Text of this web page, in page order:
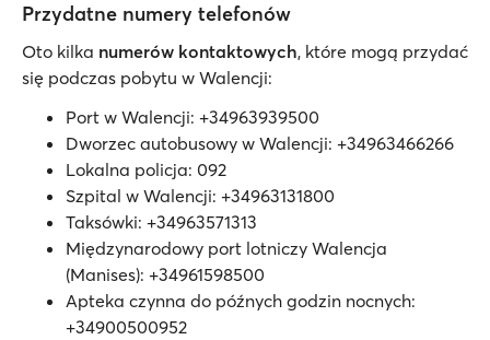
Przydatne numery telefonów
Oto kilka numerów kontaktowych, które mogą przydać
się podczas pobytu w Walencji:
Port w Walencji: +34963939500
Dworzec autobusowy w Walencji: +34963466266
Lokalna policja: 092
Szpital w Walencji: +34963131800
Taksówki: +34963571313
Międzynarodowy port lotniczy Walencja
(Manises): +34961598500
Apteka czynna do późnych godzin nocnych:
+34900500952